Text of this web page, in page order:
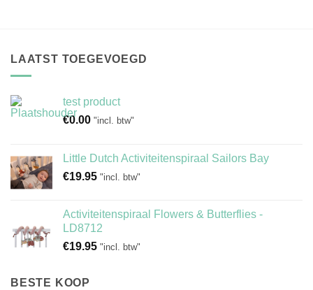
LAATST TOEGEVOEGD
test product
€0.00 "incl. btw"
Little Dutch Activiteitenspiraal Sailors Bay
€19.95 "incl. btw"
Activiteitenspiraal Flowers & Butterflies -
LD8712
€19.95 "incl. btw"
BESTE KOOP